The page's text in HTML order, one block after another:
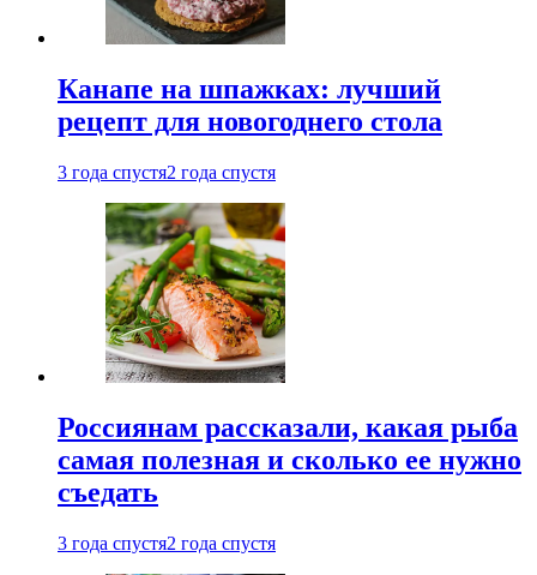
Канапе на шпажках: лучший
рецепт для новогоднего стола
3 года спустя2 года спустя
Россиянам рассказали, какая рыба
самая полезная и сколько ее нужно
съедать
3 года спустя2 года спустя